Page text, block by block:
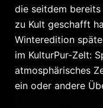
die seitdem
zu Kult geschafft
Winteredition
im KulturPur-Zelt:
atmosphärisches
ein oder andere